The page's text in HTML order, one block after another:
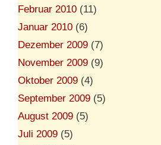
Februar 2010 (11)
Januar 2010 (6)
Dezember 2009 (7)
November 2009 (9)
Oktober 2009 (4)
September 2009 (5)
August 2009 (5)
Juli 2009 (5)